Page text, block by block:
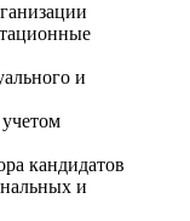
и
кандидатов
и